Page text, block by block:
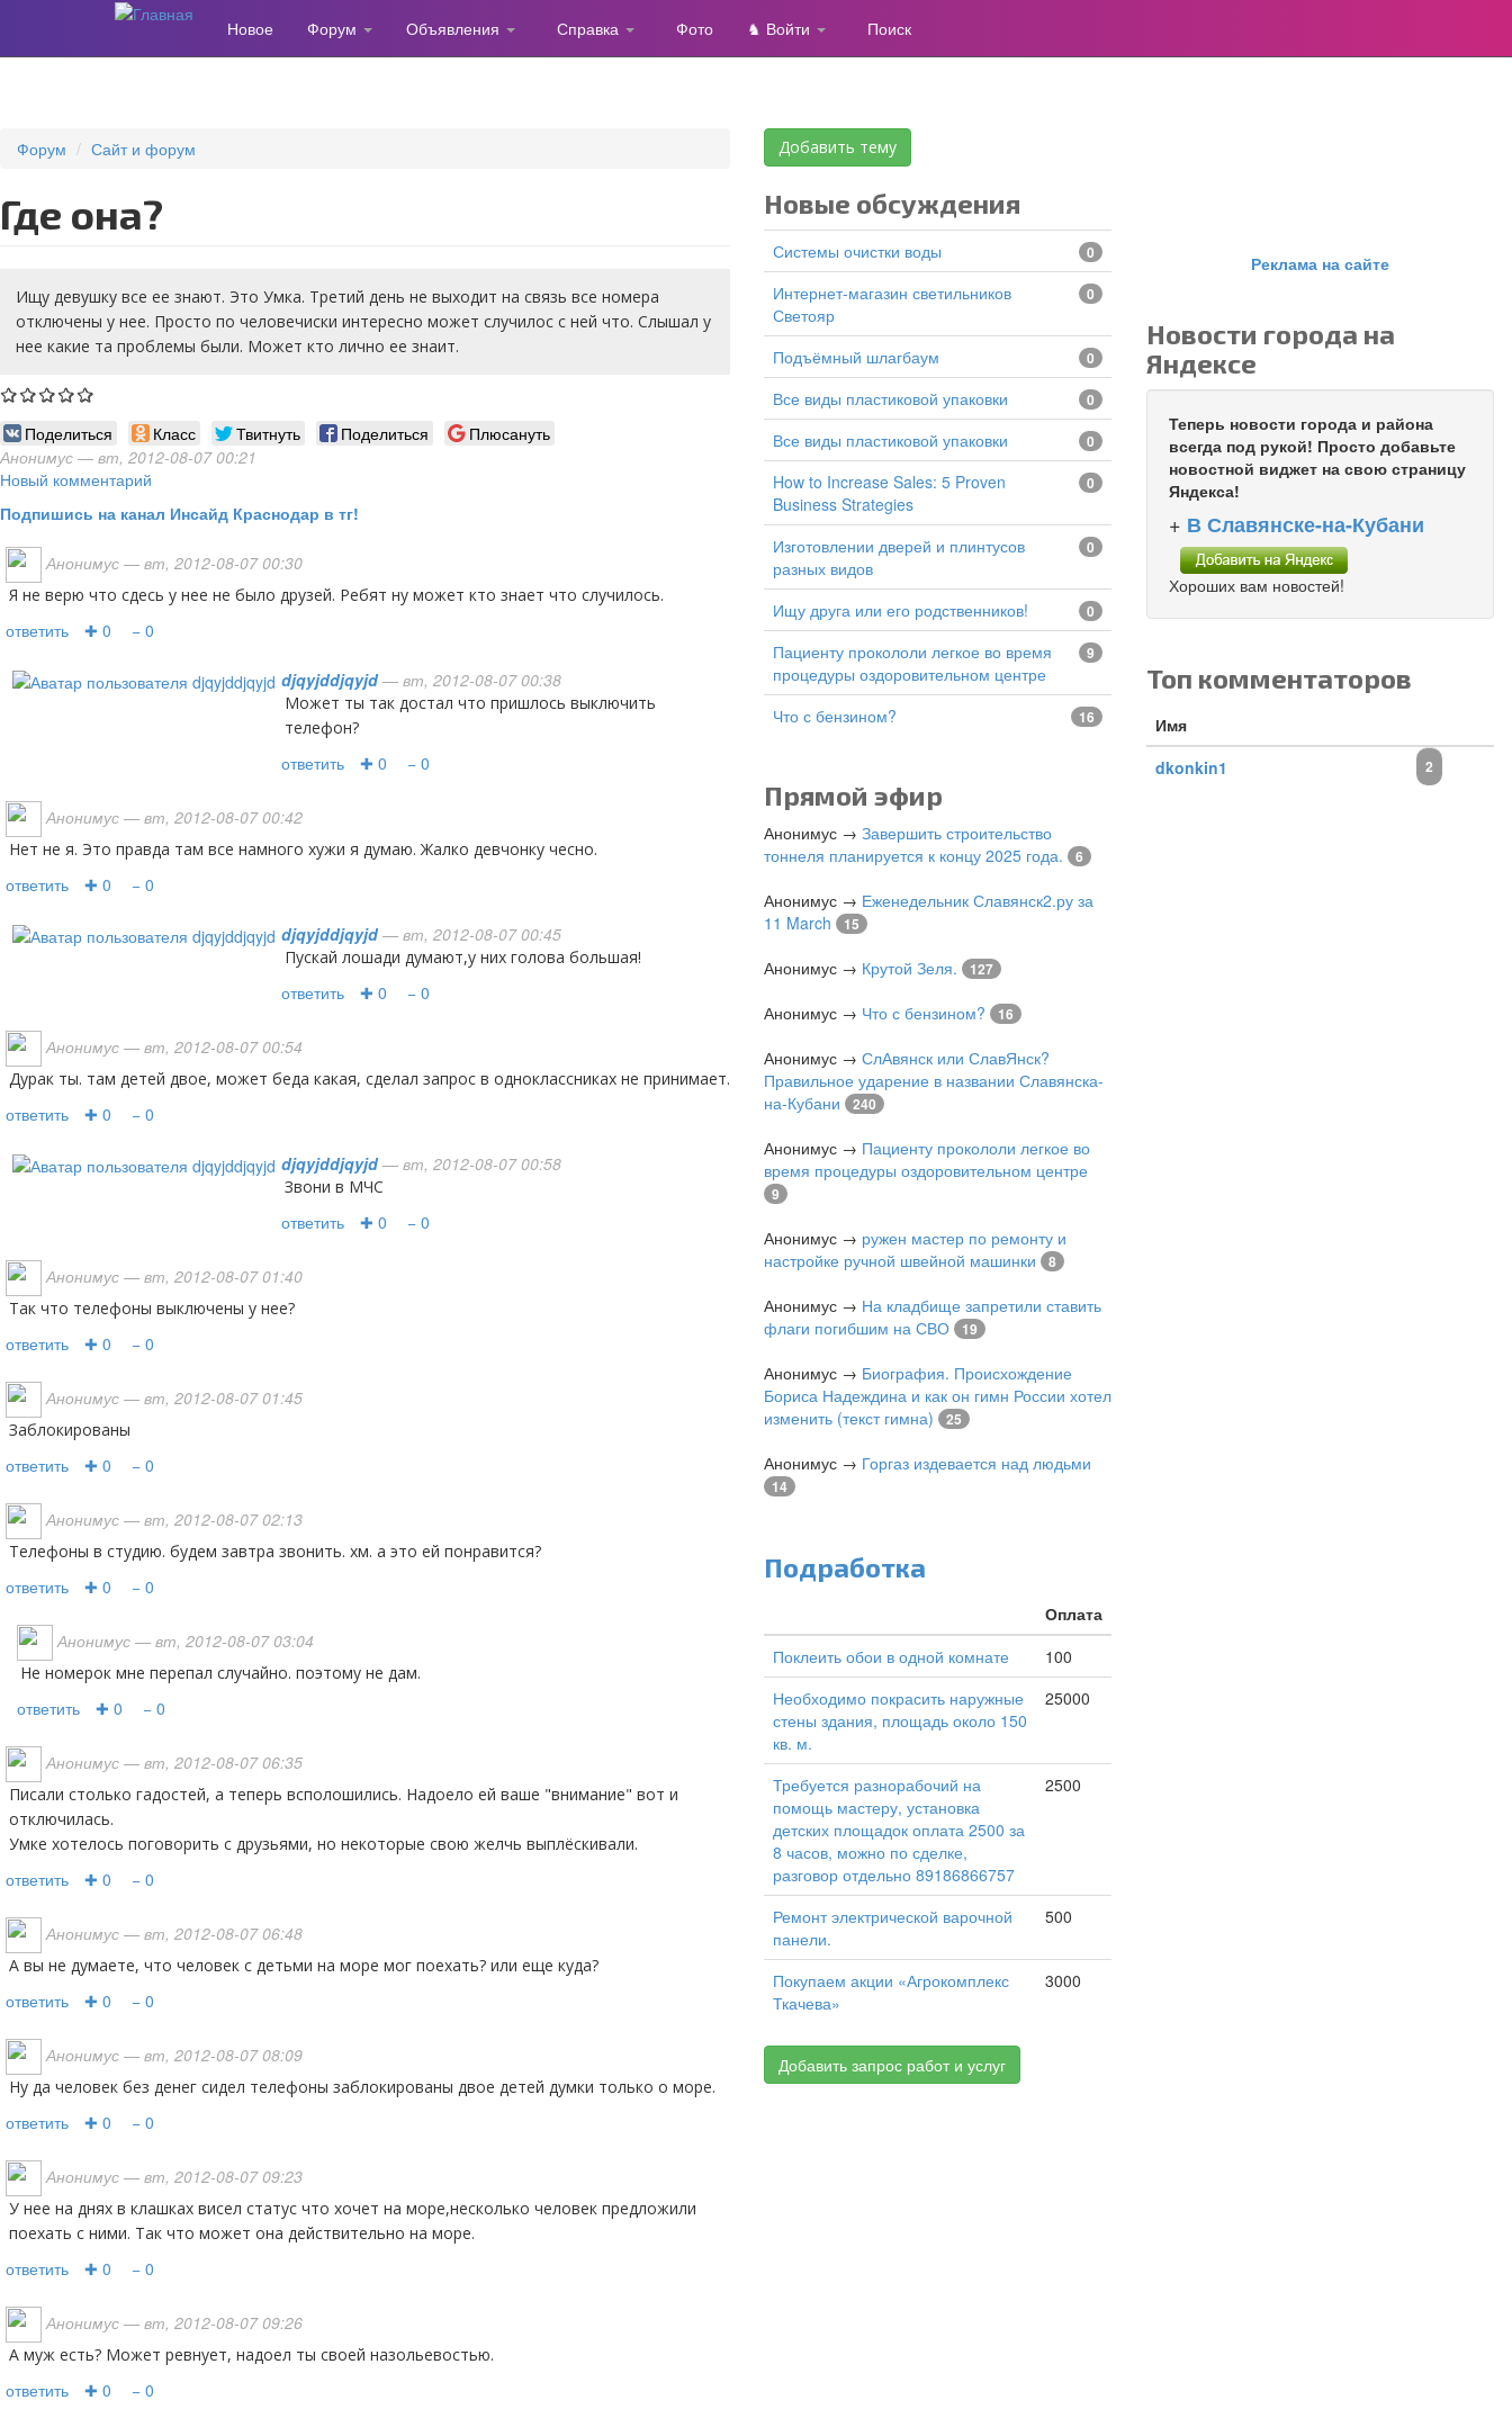
Новое Форум Объявления Справка Фото ♞ Войти Поиск
Форум Сайт и форум
Где она?
Ищу девушку все ее знают. Это Умка. Третий день не выходит на связь все номера
отключены у нее. Просто по человечиски интересно может случилос с ней что. Слышал у
нее какие та проблемы были. Может кто лично ее знаит.
Поделиться Класс Твитнуть Поделиться
Плюсануть
Анонимус — вт, 2012-08-07 00:21
Новый комментарий
Подпишись на канал Инсайд Краснодар в тг!
Анонимус — вт, 2012-08-07 00:30
Я не верю что сдесь у нее не было друзей. Ребят ну может кто знает что случилось.
ответить ✚ 0 − 0
djqyjddjqyjd— вт, 2012-08-07 00:38
может ты так достал что пришлось выключить
телефон?
ответить ✚ 0 − 0
Анонимус — вт, 2012-08-07 00:42
Нет не я. Это правда там все намного хужи я думаю. Жалко девчонку чесно.
ответить ✚ 0 − 0
djqyjddjqyjd— вт, 2012-08-07 00:45
пускай лошади думают,у них голова большая!
ответить ✚ 0 − 0
Анонимус — вт, 2012-08-07 00:54
дурак ты. там детей двое, может беда какая, сделал запрос в одноклассниках не принимает.
ответить ✚ 0 − 0
djqyjddjqyjd— вт, 2012-08-07 00:58
звони в МЧС
ответить ✚ 0 − 0
Анонимус — вт, 2012-08-07 01:40
так что телефоны выключены у нее?
ответить ✚ 0 − 0
Анонимус — вт, 2012-08-07 01:45
заблокированы
ответить ✚ 0 − 0
Анонимус — вт, 2012-08-07 02:13
телефоны в студию. будем завтра звонить. хм. а это ей понравится?
ответить ✚ 0 − 0
Анонимус — вт, 2012-08-07 03:04
не номерок мне перепал случайно. поэтому не дам.
ответить ✚ 0 − 0
Анонимус — вт, 2012-08-07 06:35
Писали столько гадостей, а теперь всполошились. Надоело ей ваше "внимание" вот и
отключилась.
Умке хотелось поговорить с друзьями, но некоторые свою желчь выплёскивали.
ответить ✚ 0 − 0
Анонимус — вт, 2012-08-07 06:48
а вы не думаете, что человек с детьми на море мог поехать? или еще куда?
ответить ✚ 0 − 0
Анонимус — вт, 2012-08-07 08:09
ну да человек без денег сидел телефоны заблокированы двое детей думки только о море.
ответить ✚ 0 − 0
Анонимус — вт, 2012-08-07 09:23
У нее на днях в клашках висел статус что хочет на море,несколько человек предложили
поехать с ними. Так что может она действительно на море.
ответить ✚ 0 − 0
Анонимус — вт, 2012-08-07 09:26
А муж есть? Может ревнует, надоел ты своей назольевостью.
ответить ✚ 0 − 0
Добавить тему
Новые обсуждения
Системы очистки воды 0
Интернет-магазин светильников
Светояр
0
подъёмный шлагбаум 0
все виды пластиковой упаковки 0
все виды пластиковой упаковки 0
How to Increase Sales: 5 Proven
Business Strategies
0
изготовлении дверей и плинтусов
разных видов
0
Ищу друга или его родственников! 0
Пациенту прокололи легкое во время
процедуры оздоровительном центре
9
Что с бензином? 16
Прямой эфир
Анонимус → Завершить строительство
тоннеля планируется к концу 2025 года.
6
Анонимус → Еженедельник Славянск2.ру за
11 March
15
Анонимус → Крутой Зеля. 127
Анонимус → Что с бензином? 16
Анонимус → СлАвянск или СлавЯнск?
Правильное ударение в названии Славянска-
на-Кубани
240
Анонимус → Пациенту прокололи легкое во
время процедуры оздоровительном центре
9
Анонимус → ружен мастер по ремонту и
настройке ручной швейной машинки
8
Анонимус → На кладбище запретили ставить
флаги погибшим на СВО
19
Анонимус → Биография. Происхождение
Бориса Надеждина и как он гимн России хотел
изменить (текст гимна)
25
Анонимус → Горгаз издевается над людьми
14
Подработка
Оплата
Поклеить обои в одной комнате
100
Необходимо покрасить наружные
стены здания, площадь около 150
кв. м.
25000
Требуется разнорабочий на
помощь мастеру, установка
детских площадок оплата 2500 за
8 часов, можно по сделке,
разговор отдельно 89186866757
2500
Ремонт электрической варочной
панели.
500
Покупаем акции «Агрокомплекс
Ткачева»
3000
Добавить запрос работ и услуг
Реклама на сайте
Новости города на
Яндексе
Теперь новости города и района
всегда под рукой! Просто добавьте
новостной виджет на свою страницу
Яндекса!
+ В Славянске-на-Кубани
Хороших вам новостей!
Топ комментаторов
Имя
dkonkin1
2